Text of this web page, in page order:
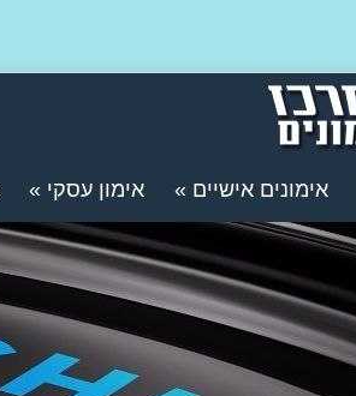
אימון עסקי » אימונים אישיים »